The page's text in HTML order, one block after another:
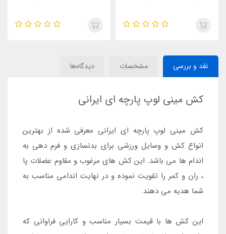
نقد و بررسی مشخصات دیدگاه‌ها
کش مینی لوپ پارچه ای ایرانی
کش مینی لوپ پارچه ای ایرانی معرفی شده از بهترین
انواع کش و وسایل ورزشی برای بدنسازی و فرم دهی به
اندام ها می باشد. این کش های مرغوب و مقاوم عضلات پا
، ران و کمر را تقویت نموده و در نهایت اندامی مناسب به
شما هدیه می دهند.
این کش ها با قیمت بسیار مناسب و کارایی فراوانی که